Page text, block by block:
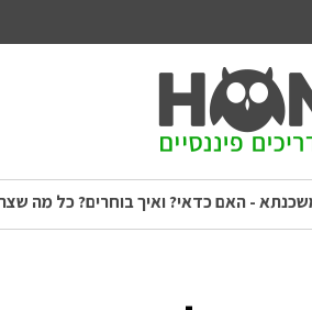
- האם כדאי? ואיך בוחרים? כל מה